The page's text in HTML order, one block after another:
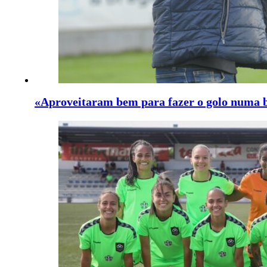
«Aproveitaram bem para fazer o golo numa